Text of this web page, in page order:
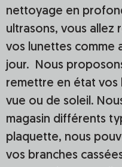
nettoyage en
ultrasons, vous allez
vos lunettes comme
jour. Nous
remettre en état vos
vue ou de soleil.
magasin différents
plaquette, nous
vos branches